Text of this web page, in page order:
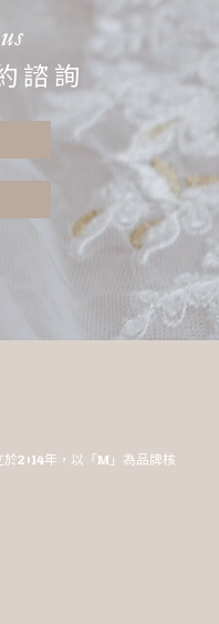
諮詢
2014年，以「M」為品牌核